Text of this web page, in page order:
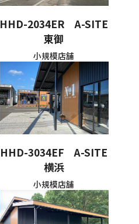
HHD-2034ER A-SITE
東御
小規模店舗
HHD-3034EF A-SITE
横浜
小規模店舗